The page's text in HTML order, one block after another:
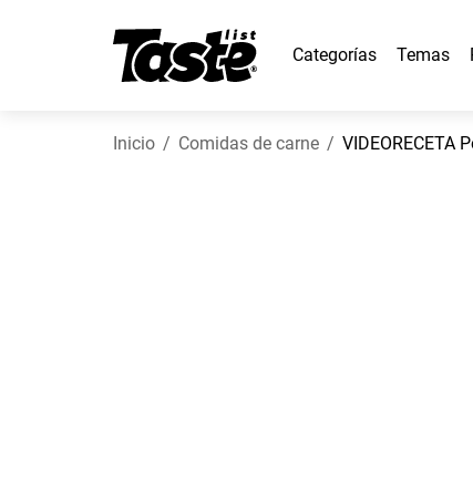
Categorías Temas
Inicio Comidas de carne VIDEORECETA